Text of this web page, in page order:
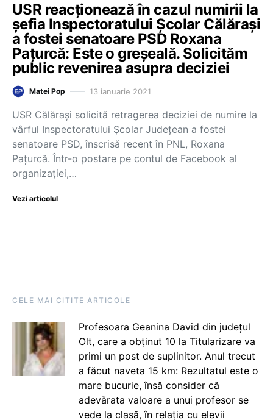
USR reacționează în cazul numirii la
șefia Inspectoratului Școlar Călărași
a fostei senatoare PSD Roxana
Pațurcă: Este o greșeală. Solicităm
public revenirea asupra deciziei
Matei Pop 13 ianuarie 2021
USR Călărași solicită retragerea deciziei de numire la
vârful Inspectoratului Școlar Județean a fostei
senatoare PSD, înscrisă recent în PNL, Roxana
Pațurcă. Într-o postare pe contul de Facebook al
organizației,…
Vezi articolul
CELE MAI CITITE ARTICOLE
Profesoara Geanina David din județul
Olt, care a obținut 10 la Titularizare va
primi un post de suplinitor. Anul trecut
a făcut naveta 15 km: Rezultatul este o
mare bucurie, însă consider că
adevărata valoare a unui profesor se
vede la clasă, în relația cu elevii